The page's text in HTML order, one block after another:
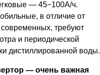
— 45−100А/ч.
в отличие от
требуют
и периодической
дистиллированной воды.
— очень важная